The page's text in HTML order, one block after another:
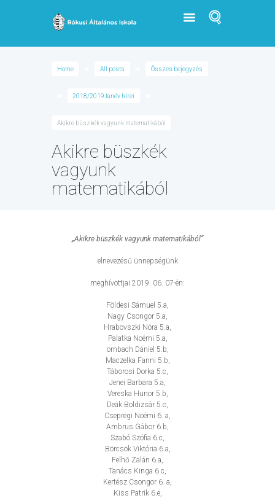
Home All posts Összes bejegyzés
2018/2019 tanév hírei
Akikre büszkék vagyunk matematikából
Akikre büszkék
vagyunk
matematikából
„Akikre büszkék vagyunk matematikából”
elnevezésű ünnepségünk
meghívottjai 2019. 06. 07-én:
Földesi Sámuel 5.a,
Nagy Csongor 5.a,
Hrabovszki Nóra 5.a,
Palatka Noémi 5.a,
ornbach Dániel 5.b,
Maczelka Fanni 5.b,
Táborosi Dorka 5.c,
Jenei Barbara 5.a,
Vereska Hunor 5.b,
Deák Boldizsár 5.c,
Csepregi Noémi 6. a,
Ambrus Gábor 6.b,
Szabó Szófia 6.c,
Börcsök Viktória 6.a,
Felhő Zalán 6.a,
Tanács Kinga 6.c,
Kertész Csongor 6. a,
Kiss Patrik 6.e,